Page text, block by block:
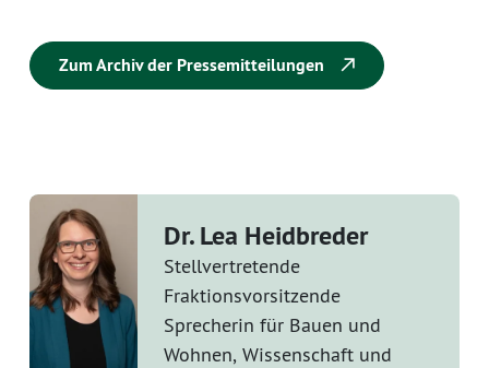
Zum Archiv der Pressemitteilungen
Dr. Lea Heidbreder
Stellvertretende
Fraktionsvorsitzende
Sprecherin für Bauen und
Wohnen, Wissenschaft und